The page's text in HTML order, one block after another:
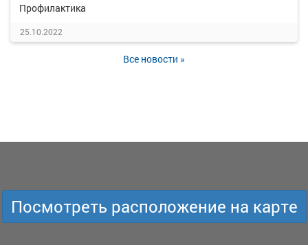
Профилактика
25.10.2022
Все новости »
Посмотреть расположение на карте